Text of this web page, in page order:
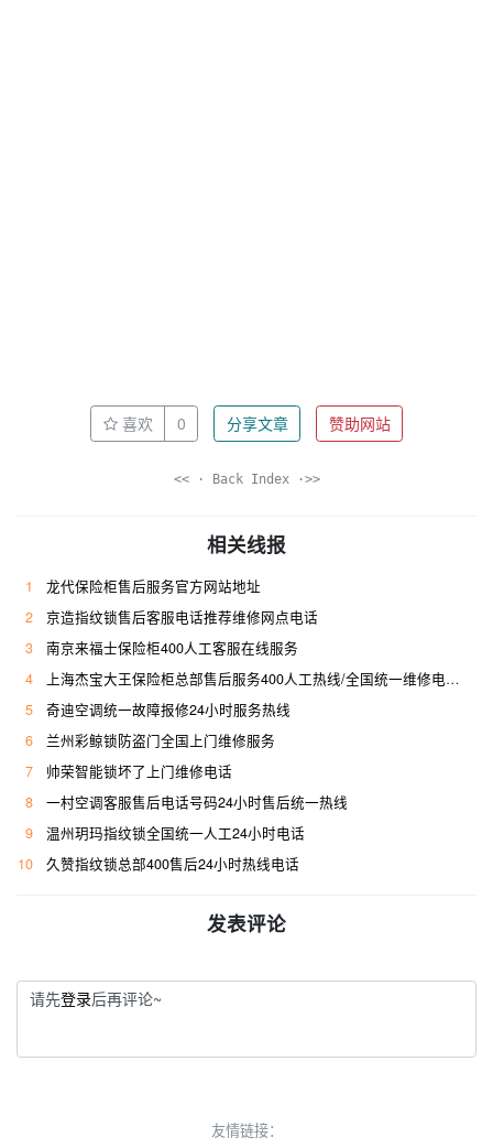
喜欢 0 分享文章 赞助网站
<< · Back Index ·>>
相关线报
1
龙代保险柜售后服务官方网站地址
2
京造指纹锁售后客服电话推荐维修网点电话
3
南京来福士保险柜400人工客服在线服务
4
上海杰宝大王保险柜总部售后服务400人工热线/全国统一维修电话是多少
5
奇迪空调统一故障报修24小时服务热线
6
兰州彩鲸锁防盗门全国上门维修服务
7
帅荣智能锁坏了上门维修电话
8
一村空调客服售后电话号码24小时售后统一热线
9
温州玥玛指纹锁全国统一人工24小时电话
10
久赞指纹锁总部400售后24小时热线电话
发表评论
请先登录后再评论~
友情链接：